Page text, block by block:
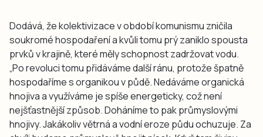
Dodává, že kolektivizace v období komunismu zničila
soukromé hospodaření a kvůli tomu prý zaniklo spousta
prvků v krajině, které měly schopnost zadržovat vodu.
„Po revoluci tomu přidáváme další ránu, protože špatně
hospodaříme s organikou v půdě. Nedáváme organická
hnojiva a využíváme je spíše energeticky, což není
nejšťastnější způsob. Doháníme to pak průmyslovými
hnojivy. Jakákoliv větrná a vodní eroze půdu ochuzuje. Za